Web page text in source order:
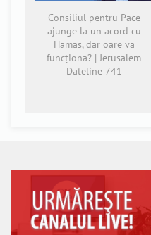
Consiliul pentru Pace
ajunge la un acord cu
Hamas, dar oare va
funcționa? | Jerusalem
Dateline 741